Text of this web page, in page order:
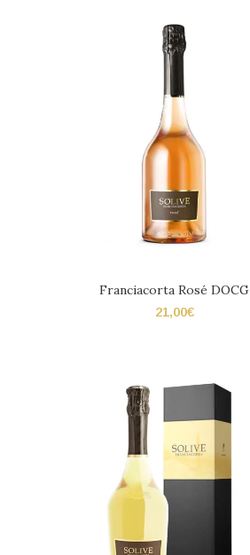
Franciacorta Rosé DOCG
21,00€